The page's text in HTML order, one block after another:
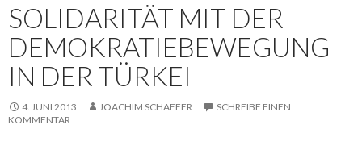
SOLIDARITÄT MIT DER
DEMOKRATIEBEWEGUNG
IN DER TÜRKEI
4. JUNI 2013 JOACHIM SCHAEFER
SCHREIBE EINEN
KOMMENTAR